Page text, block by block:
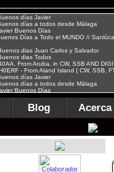
Blog Acerca